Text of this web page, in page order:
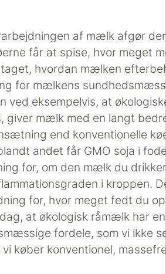
af mælk afgør
får at spise, hvor meget
hvordan mælken
for mælkens
ved eksempelvis, at
giver mælk med en langt
end konventionelle
andet får GMO soja i
for, om den mælk du
i kroppen.
for, hvor meget fedt du
at økologisk råmælk har
fordele, som vi ikke
køber konventionel,